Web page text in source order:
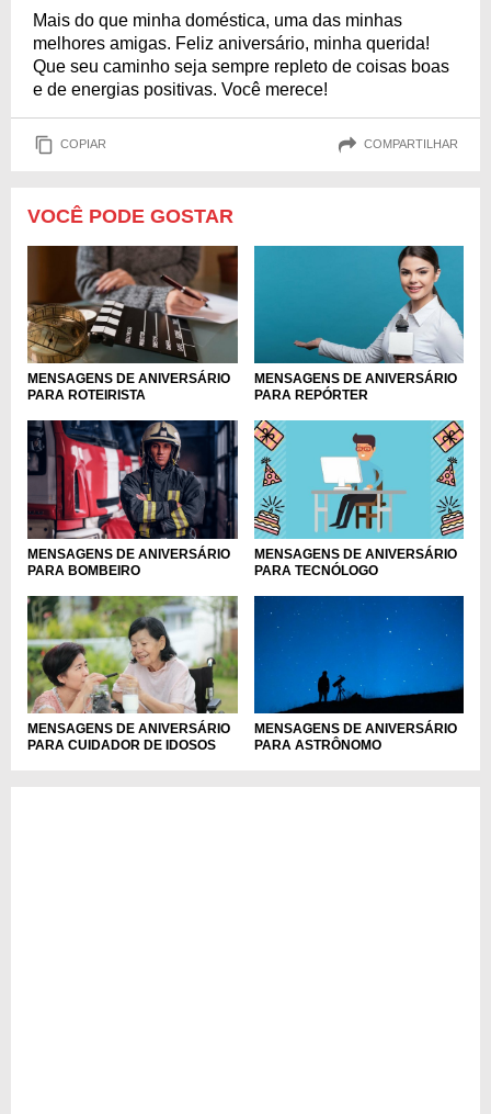
Mais do que minha doméstica, uma das minhas
melhores amigas. Feliz aniversário, minha querida!
Que seu caminho seja sempre repleto de coisas boas
e de energias positivas. Você merece!
COPIAR COMPARTILHAR
VOCÊ PODE GOSTAR
MENSAGENS DE ANIVERSÁRIO
PARA ROTEIRISTA
MENSAGENS DE ANIVERSÁRIO
PARA REPÓRTER
MENSAGENS DE ANIVERSÁRIO
PARA BOMBEIRO
MENSAGENS DE ANIVERSÁRIO
PARA TECNÓLOGO
MENSAGENS DE ANIVERSÁRIO
PARA CUIDADOR DE IDOSOS
MENSAGENS DE ANIVERSÁRIO
PARA ASTRÔNOMO